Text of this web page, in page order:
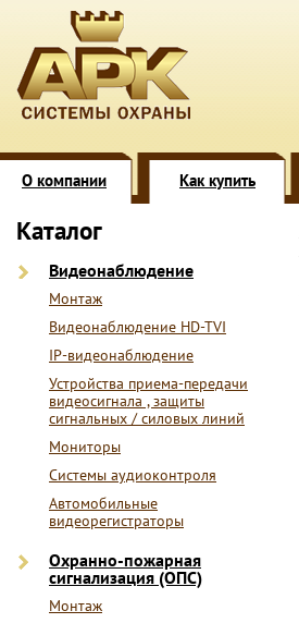
О компании Как купить
Каталог
Видеонаблюдение
Монтаж
Видеонаблюдение HD-TVI
IP-видеонаблюдение
Устройства приема-передачи
видеосигнала , защиты
сигнальных / силовых линий
Мониторы
Системы аудиоконтроля
Автомобильные
видеорегистраторы
Охранно-пожарная
сигнализация (ОПС)
Монтаж